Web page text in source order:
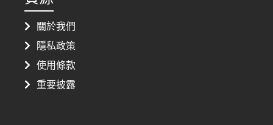
關於我們
隱私政策
使用條款
重要披露